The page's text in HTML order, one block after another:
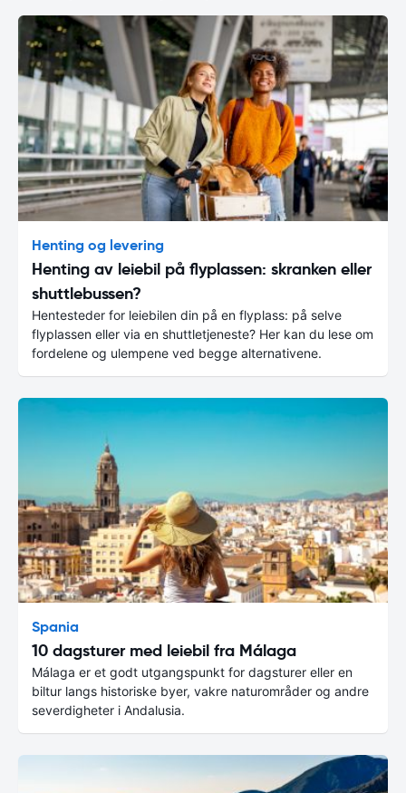
Henting og levering
Henting av leiebil på flyplassen: skranken eller
shuttlebussen?
Hentesteder for leiebilen din på en flyplass: på selve
flyplassen eller via en shuttletjeneste? Her kan du lese om
fordelene og ulempene ved begge alternativene.
Spania
10 dagsturer med leiebil fra Málaga
Málaga er et godt utgangspunkt for dagsturer eller en
biltur langs historiske byer, vakre naturområder og andre
severdigheter i Andalusia.